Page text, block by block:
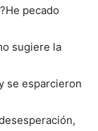
pecado
sugiere la
se esparcieron